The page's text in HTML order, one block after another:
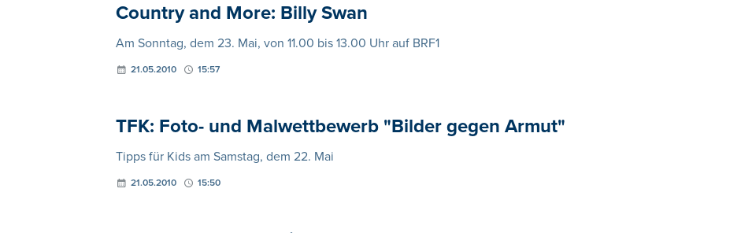
Country and More: Billy Swan
Am Sonntag, dem 23. Mai, von 11.00 bis 13.00 Uhr auf BRF1
21.05.2010 15:57
TFK: Foto- und Malwettbewerb "Bilder gegen Armut"
Tipps für Kids am Samstag, dem 22. Mai
21.05.2010 15:50